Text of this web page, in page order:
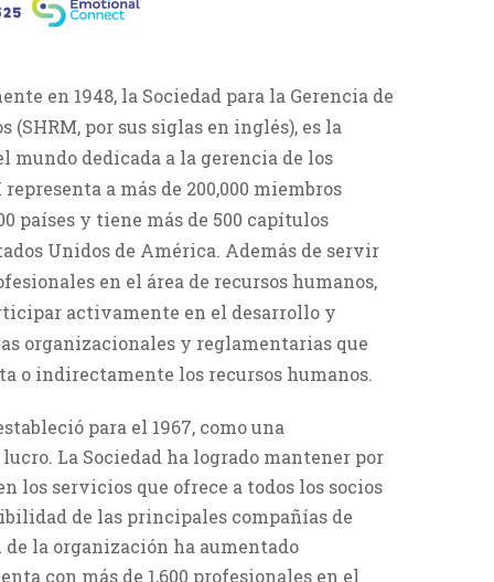
en 1948, la Sociedad para la Gerencia de
(SHRM, por sus siglas en inglés), es la
mundo dedicada a la gerencia de los
a más de 200,000 miembros
países y tiene más de 500 capítulos
Unidos de América. Además de servir
en el área de recursos humanos,
activamente en el desarrollo y
organizacionales y reglamentarias que
o indirectamente los recursos humanos.
para el 1967, como una
La Sociedad ha logrado mantener por
los servicios que ofrece a todos los socios
de las principales compañías de
la organización ha aumentado
con más de 1,600 profesionales en el